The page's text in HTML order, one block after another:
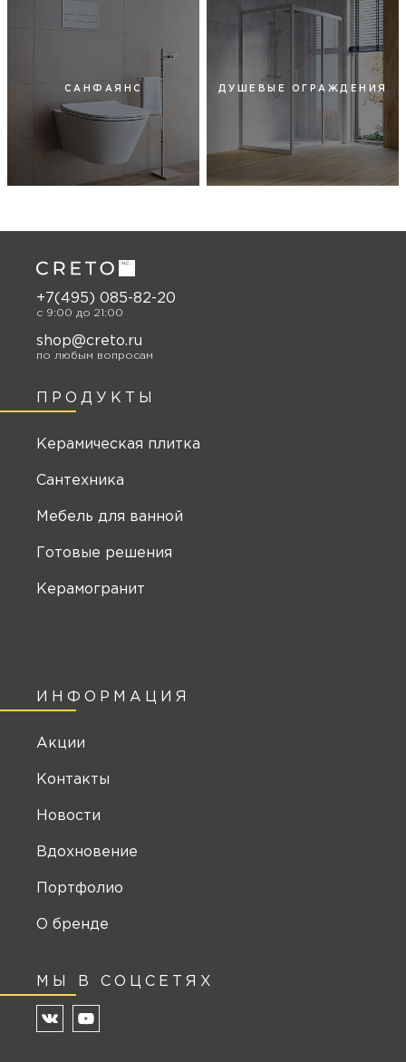
САНФАЯНС ДУШЕВЫЕ ОГРАЖДЕНИЯ
ИНФОРМАЦИЯ
Акции
Контакты
Новости
Вдохновение
Портфолио
О бренде
МЫ В СОЦСЕТЯХ
ПРОДУКТЫ
Керамическая плитка
Сантехника
Мебель для ванной
Готовые решения
Керамогранит
+7(495) 085-82-20
c 9:00 до 21:00
shop@creto.ru
по любым вопросам